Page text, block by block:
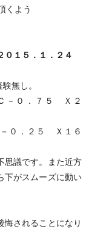
くよう
１５．１．２４
無し。
－０．７５ Ｘ２
５ Ｘ１６
思議です。また近方
下がスムーズに動い
悔されることになり